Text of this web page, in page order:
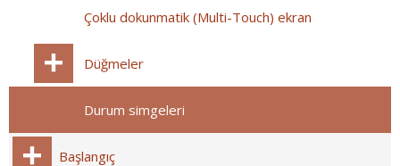
Çoklu dokunmatik (Multi-Touch) ekran
Düğmeler
Durum simgeleri
Başlangıç